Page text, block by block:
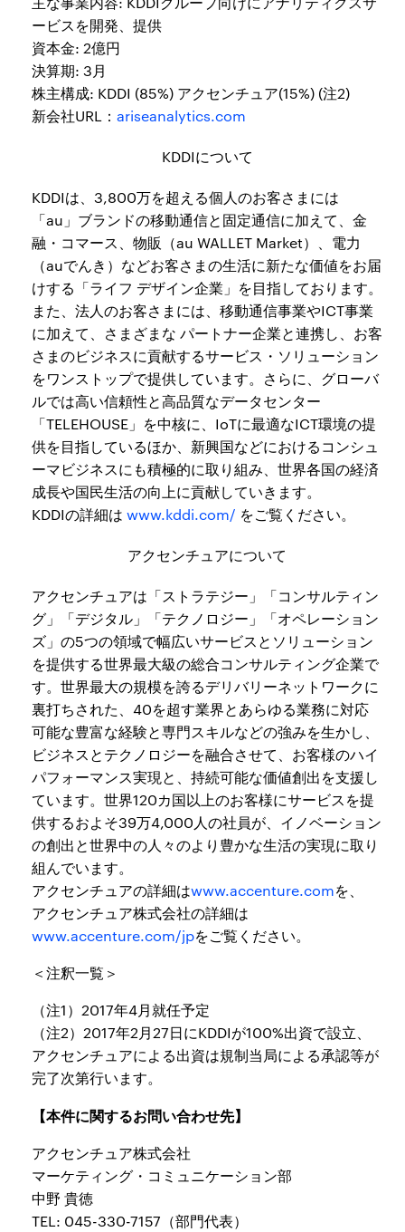
ービスを開発、提供
資本金: 2億円
決算期: 3月
株主構成: KDDI (85%) アクセンチュア(15%) (注2)
新会社URL： ariseanalytics.com
KDDIについて
KDDIは、3,800万を超える個人のお客さまには
「au」ブランドの移動通信と固定通信に加えて、金
融・コマース、物販（au WALLET Market）、電力
（auでんき）などお客さまの生活に新たな価値をお届
けする「ライフ デザイン企業」を目指しております。
また、法人のお客さまには、移動通信事業やICT事業
に加えて、さまざまな パートナー企業と連携し、お客
さまのビジネスに貢献するサービス・ソリューション
をワンストップで提供しています。さらに、グローバ
ルでは高い信頼性と高品質なデータセンター
「TELEHOUSE」を中核に、IoTに最適なICT環境の提
供を目指しているほか、新興国などにおけるコンシュ
ーマビジネスにも積極的に取り組み、世界各国の経済
成長や国民生活の向上に貢献していきます。
KDDIの詳細は www.kddi.com/ をご覧ください。
アクセンチュアについて
アクセンチュアは「ストラテジー」「コンサルティン
グ」「デジタル」「テクノロジー」「オペレーション
ズ」の5つの領域で幅広いサービスとソリューション
を提供する世界最大級の総合コンサルティング企業で
す。世界最大の規模を誇るデリバリーネットワークに
裏打ちされた、40を超す業界とあらゆる業務に対応
可能な豊富な経験と専門スキルなどの強みを生かし、
ビジネスとテクノロジーを融合させて、お客様のハイ
パフォーマンス実現と、持続可能な価値創出を支援し
ています。世界120カ国以上のお客様にサービスを提
供するおよそ39万4,000人の社員が、イノベーション
の創出と世界中の人々のより豊かな生活の実現に取り
組んでいます。
アクセンチュアの詳細はwww.accenture.comを、
アクセンチュア株式会社の詳細は
www.accenture.com/jpをご覧ください。
＜注釈一覧＞
（注1）2017年4月就任予定
（注2）2017年2月27日にKDDIが100%出資で設立、
アクセンチュアによる出資は規制当局による承認等が
完了次第行います。
【本件に関するお問い合わせ先】
アクセンチュア株式会社
マーケティング・コミュニケーション部
中野 貴徳
TEL: 045-330-7157（部門代表）